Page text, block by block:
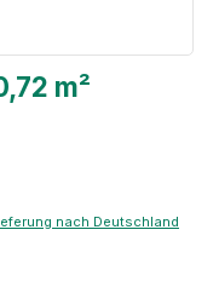
m²
nach Deutschland